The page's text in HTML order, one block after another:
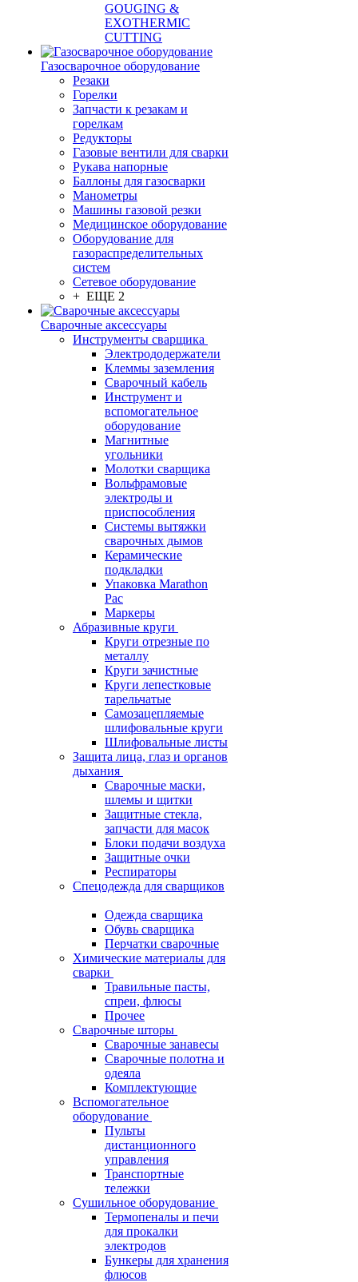
GOUGING &
EXOTHERMIC
CUTTING
Газосварочное оборудование
Резаки
Горелки
Запчасти к резакам и
горелкам
Редукторы
Газовые вентили для сварки
Рукава напорные
Баллоны для газосварки
Манометры
Машины газовой резки
Медицинское оборудование
Оборудование для
газораспределительных
систем
Сетевое оборудование
+ ЕЩЕ 2
Сварочные аксессуары
Инструменты сварщика
Электрододержатели
Клеммы заземления
Сварочный кабель
Инструмент и
вспомогательное
оборудование
Магнитные
угольники
Молотки сварщика
Вольфрамовые
электроды и
приспособления
Системы вытяжки
сварочных дымов
Керамические
подкладки
Упаковка Marathon
Pac
Маркеры
Абразивные круги
Круги отрезные по
металлу
Круги зачистные
Круги лепестковые
тарельчатые
Самозацепляемые
шлифовальные круги
Шлифовальные листы
Защита лица, глаз и органов
дыхания
Сварочные маски,
шлемы и щитки
Защитные стекла,
запчасти для масок
Блоки подачи воздуха
Защитные очки
Респираторы
Спецодежда для сварщиков
Одежда сварщика
Обувь сварщика
Перчатки сварочные
Химические материалы для
сварки
Травильные пасты,
спреи, флюсы
Прочее
Сварочные шторы
Сварочные занавесы
Сварочные полотна и
одеяла
Комплектующие
Вспомогательное
оборудование
Пульты
дистанционного
управления
Транспортные
тележки
Сушильное оборудование
Термопеналы и печи
для прокалки
электродов
Бункеры для хранения
флюсов